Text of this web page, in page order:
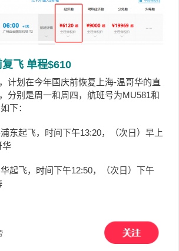
飞 单程$610
计划在今年国庆前恢复上海-温哥华的直
分别是周一和周四，航班号为MU581和
下：
东起飞，时间下午13:20，（次日）早上
华
起飞，时间下午12:50，（次日）下午